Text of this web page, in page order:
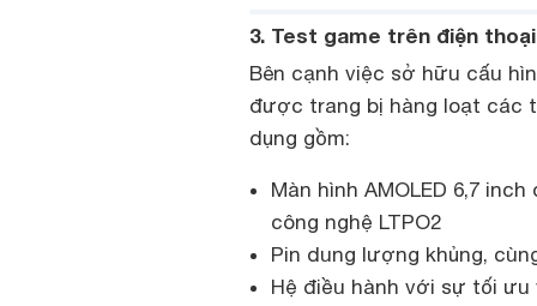
3. Test game trên điện
Bên cạnh việc sở hữu cấu
được trang bị hàng loạt các
dụng gồm:
Màn hình AMOLED 6,7
công nghệ LTPO2
Pin dung lượng khủng,
Hệ điều hành với sự tối